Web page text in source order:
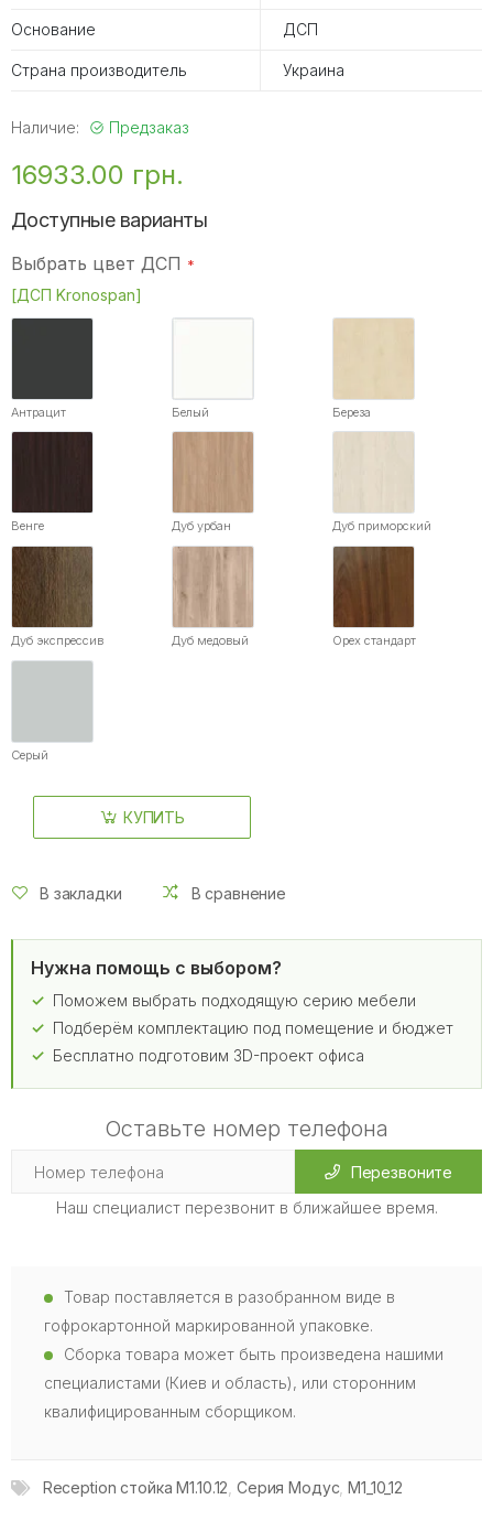
Основание ДСП
Страна производитель Украина
Наличие: Предзаказ
16933.00 грн.
Доступные варианты
Выбрать цвет ДСП
[ДСП Kronospan]
Антрацит Белый Береза
Венге Дуб урбан Дуб приморский
Дуб экспрессив Дуб медовый Орех стандарт
Серый
КУПИТЬ
В закладки В сравнение
Нужна помощь с выбором?
Поможем выбрать подходящую серию мебели
Подберём комплектацию под помещение и бюджет
Бесплатно подготовим 3D-проект офиса
Оставьте номер телефона
Перезвоните
Наш специалист перезвонит в ближайшее время.
Товар поставляется в разобранном виде в
гофрокартонной маркированной упаковке.
Сборка товара может быть произведена нашими
специалистами (Киев и область), или сторонним
квалифицированным сборщиком.
Reception стойка M1.10.12 Серия Модус ,M1_10_12